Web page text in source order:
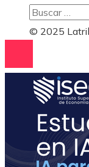
Buscar:
© 2025